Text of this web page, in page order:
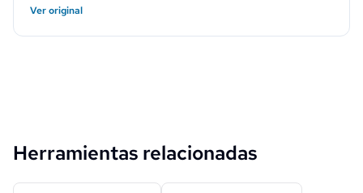
Ver original
Herramientas relacionadas